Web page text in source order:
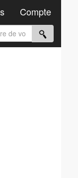
Compte